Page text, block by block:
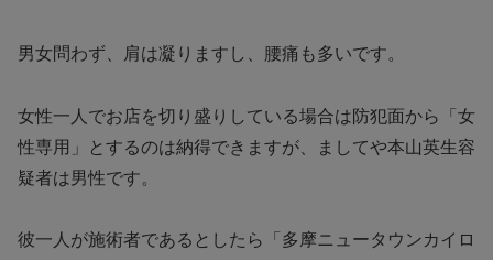
男女問わず、肩は凝りますし、腰痛も多いです。
女性一人でお店を切り盛りしている場合は防犯面から「女
性専用」とするのは納得できますが、ましてや本山英生容
疑者は男性です。
彼一人が施術者であるとしたら「多摩ニュータウンカイロ